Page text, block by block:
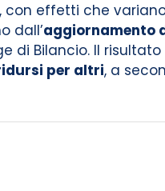
con effetti che
dall’aggiornamento
di Bilancio. Il
per altri, a